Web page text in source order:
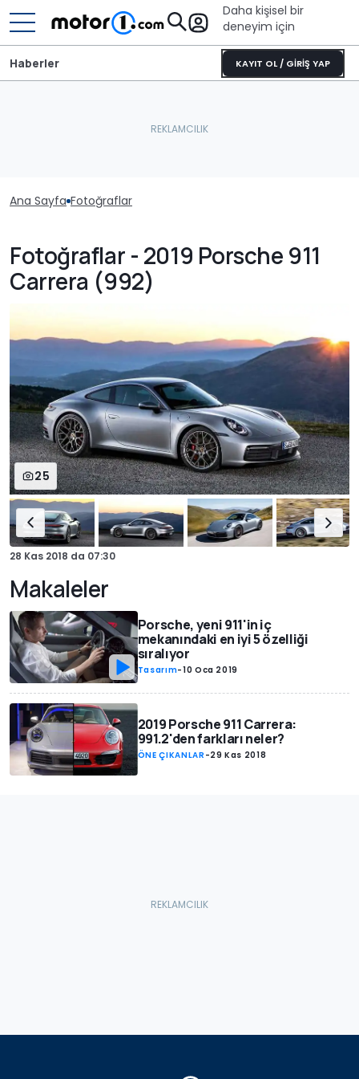
Daha kişisel bir
deneyim için
KAYIT OL / GİRİŞ YAP
Haberler
Ana Sayfa Fotoğraflar
Fotoğraflar - 2019 Porsche 911
Carrera (992)
25
28 Kas 2018 da 07:30
Makaleler
Porsche, yeni 911'in iç
mekanındaki en iyi 5 özelliği
sıralıyor
Tasarım-10 Oca 2019
2019 Porsche 911 Carrera:
991.2'den farkları neler?
ÖNE ÇIKANLAR -29 Kas 2018